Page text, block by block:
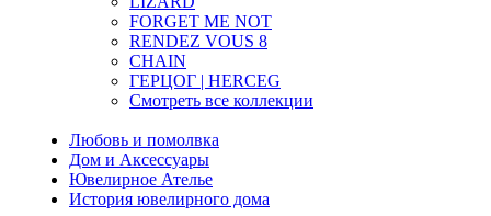
FORGET ME NOT
RENDEZ VOUS 8
CHAIN
ГЕРЦОГ | HERCEG
Смотреть все коллекции
Любовь и помолвка
Дом и Аксессуары
Ювелирное Ателье
История ювелирного дома